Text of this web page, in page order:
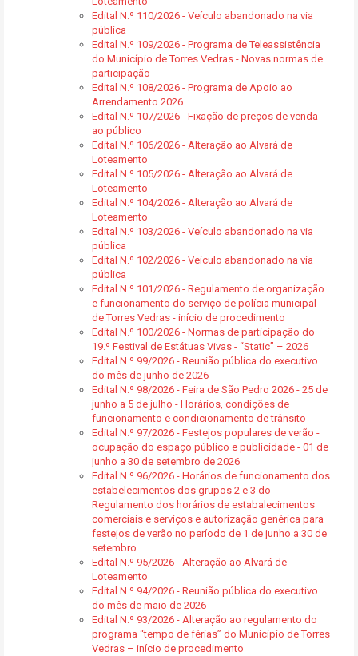
Edital N.º 110/2026 - Veículo abandonado na via
pública
Edital N.º 109/2026 - Programa de Teleassistência
do Município de Torres Vedras - Novas normas de
participação
Edital N.º 108/2026 - Programa de Apoio ao
Arrendamento 2026
Edital N.º 107/2026 - Fixação de preços de venda
ao público
Edital N.º 106/2026 - Alteração ao Alvará de
Loteamento
Edital N.º 105/2026 - Alteração ao Alvará de
Loteamento
Edital N.º 104/2026 - Alteração ao Alvará de
Loteamento
Edital N.º 103/2026 - Veículo abandonado na via
pública
Edital N.º 102/2026 - Veículo abandonado na via
pública
Edital N.º 101/2026 - Regulamento de organização
e funcionamento do serviço de polícia municipal
de Torres Vedras - início de procedimento
Edital N.º 100/2026 - Normas de participação do
19.º Festival de Estátuas Vivas - “Static” – 2026
Edital N.º 99/2026 - Reunião pública do executivo
do mês de junho de 2026
Edital N.º 98/2026 - Feira de São Pedro 2026 - 25 de
junho a 5 de julho - Horários, condições de
funcionamento e condicionamento de trânsito
Edital N.º 97/2026 - Festejos populares de verão -
ocupação do espaço público e publicidade - 01 de
junho a 30 de setembro de 2026
Edital N.º 96/2026 - Horários de funcionamento dos
estabelecimentos dos grupos 2 e 3 do
Regulamento dos horários de estabalecimentos
comerciais e serviços e autorização genérica para
festejos de verão no período de 1 de junho a 30 de
setembro
Edital N.º 95/2026 - Alteração ao Alvará de
Loteamento
Edital N.º 94/2026 - Reunião pública do executivo
do mês de maio de 2026
Edital N.º 93/2026 - Alteração ao regulamento do
programa “tempo de férias” do Município de Torres
Vedras – início de procedimento